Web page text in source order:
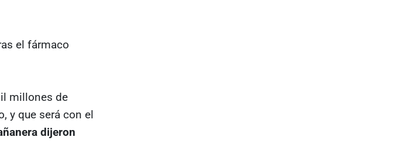
el fármaco
millones de
y que será con el
dijeron